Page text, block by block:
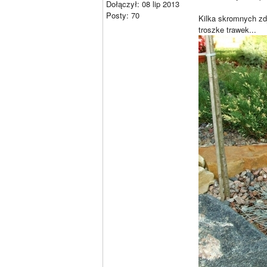
Dołączył: 08 lip 2013
Posty: 70
Kilka skromnych
troszke trawek...